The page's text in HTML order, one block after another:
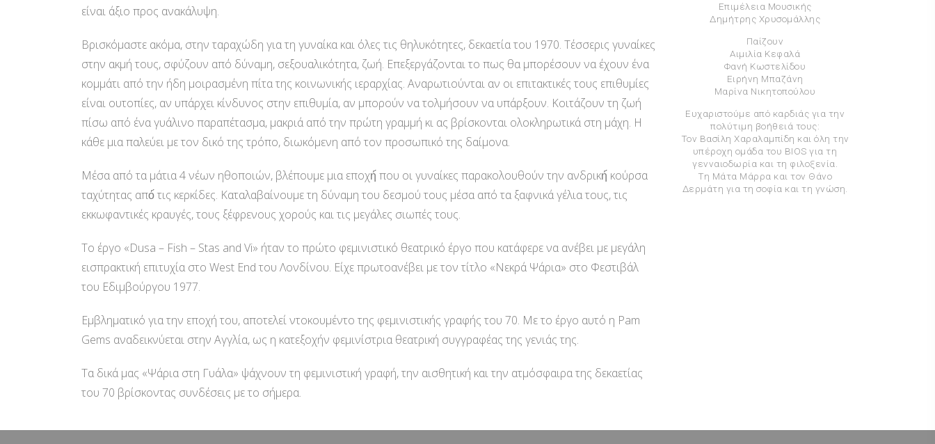
είναι άξιο προς ανακάλυψη.
Βρισκόμαστε ακόμα, στην ταραχώδη για τη γυναίκα και όλες τις θηλυκότητες, δεκαετία του 1970. Τέσσερις γυναίκες
στην ακμή τους, σφύζουν από δύναμη, σεξουαλικότητα, ζωή. Επεξεργάζονται το πως θα μπορέσουν να έχουν ένα
κομμάτι από την ήδη μοιρασμένη πίτα της κοινωνικής ιεραρχίας. Αναρωτιούνται αν οι επιτακτικές τους επιθυμίες
είναι ουτοπίες, αν υπάρχει κίνδυνος στην επιθυμία, αν μπορούν να τολμήσουν να υπάρξουν. Κοιτάζουν τη ζωή
πίσω από ένα γυάλινο παραπέτασμα, μακριά από την πρώτη γραμμή κι ας βρίσκονται ολοκληρωτικά στη μάχη. Η
κάθε μια παλεύει με τον δικό της τρόπο, διωκόμενη από τον προσωπικό της δαίμονα.
Μέσα από τα μάτια 4 νέων ηθοποιών, βλέπουμε μια εποχή́ που οι γυναίκες παρακολουθούν την ανδρική́ κούρσα
ταχύτητας από́ τις κερκίδες. Καταλαβαίνουμε τη δύναμη του δεσμού τους μέσα από τα ξαφνικά γέλια τους, τις
εκκωφαντικές κραυγές, τους ξέφρενους χορούς και τις μεγάλες σιωπές τους.
Το έργο «Dusa – Fish – Stas and Vi» ήταν το πρώτο φεμινιστικό θεατρικό έργο που κατάφερε να ανέβει με μεγάλη
εισπρακτική επιτυχία στο West End του Λονδίνου. Είχε πρωτοανέβει με τον τίτλο «Νεκρά Ψάρια» στο Φεστιβάλ
του Εδιμβούργου 1977.
Εμβληματικό για την εποχή του, αποτελεί ντοκουμέντο της φεμινιστικής γραφής του 70. Με το έργο αυτό η Pam
Gems αναδεικνύεται στην Αγγλία, ως η κατεξοχήν φεμινίστρια θεατρική συγγραφέας της γενιάς της.
Τα δικά μας «Ψάρια στη Γυάλα» ψάχνουν τη φεμινιστική γραφή, την αισθητική και την ατμόσφαιρα της δεκαετίας
του 70 βρίσκοντας συνδέσεις με το σήμερα.
Επιμέλεια Μουσικής
Δημήτρης Χρυσομάλλης
Παίζουν
Αιμιλία Κεφαλά
Φανή Κωστελίδου
Ειρήνη Μπαζάνη
Μαρίνα Νικητοπούλου
Eυχαριστούμε από καρδιάς για την
πολύτιμη βοήθειά τους:
Τον Βασίλη Χαραλαμπίδη και όλη την
υπέροχη ομάδα του BIOS για τη
γενναιοδωρία και τη φιλοξενία.
Τη Μάτα Μάρρα και τον Θάνο
Δερμάτη για τη σοφία και τη γνώση.